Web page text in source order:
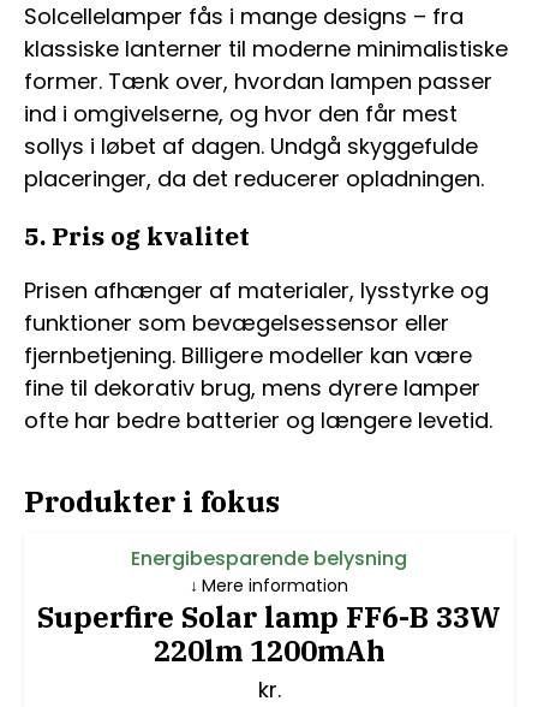
Solcellelamper fås i mange designs – fra
klassiske lanterner til moderne minimalistiske
former. Tænk over, hvordan lampen passer
ind i omgivelserne, og hvor den får mest
sollys i løbet af dagen. Undgå skyggefulde
placeringer, da det reducerer opladningen.
5. Pris og kvalitet
Prisen afhænger af materialer, lysstyrke og
funktioner som bevægelsessensor eller
fjernbetjening. Billigere modeller kan være
fine til dekorativ brug, mens dyrere lamper
ofte har bedre batterier og længere levetid.
Produkter i fokus
Energibesparende belysning
Superfire Solar lamp FF6-B 33W
220lm 1200mAh
kr.
Mere information